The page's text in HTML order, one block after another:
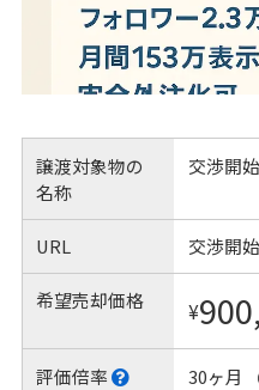
譲渡対象物の
名称
交渉開
URL 交渉開
希望売却価格 ¥
評価倍率 30ヶ月